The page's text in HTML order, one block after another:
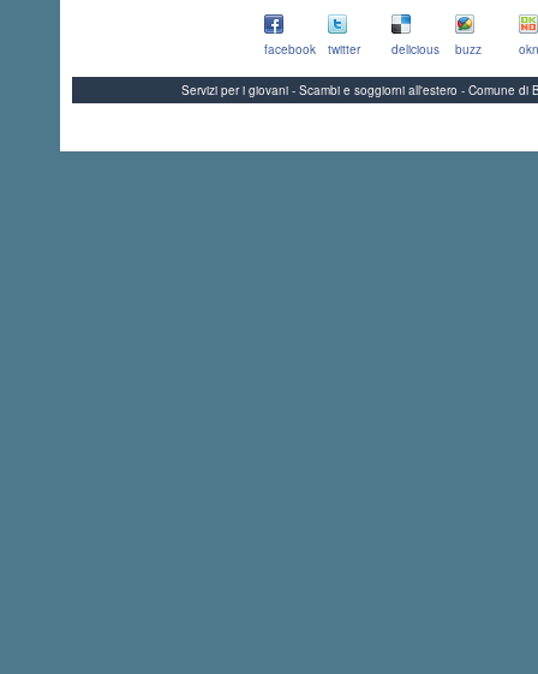
facebook twitter delicious buzz
Servizi per i giovani - Scambi e soggiorni all'estero - Comune